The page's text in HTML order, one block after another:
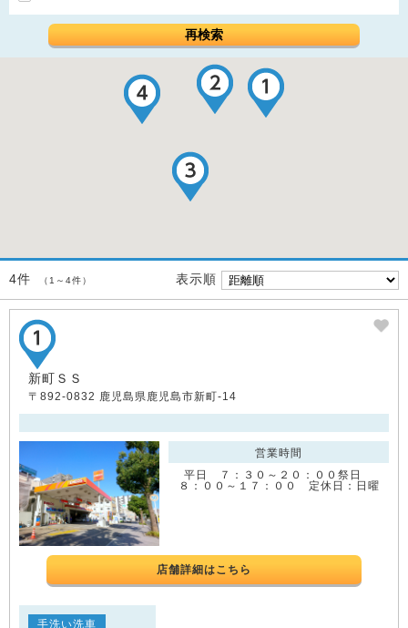
再検索
4件 （1～4件） 表示順
新町ＳＳ
〒892-0832 鹿児島県鹿児島市新町-14
営業時間
平日 ７：３０～２０：００祭日
８：００～１７：００ 定休日：日曜
店舗詳細はこちら
手洗い洗車